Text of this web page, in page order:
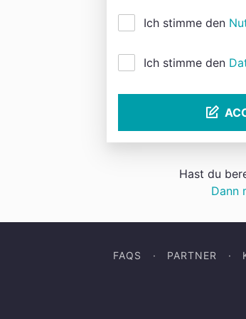
Ich stimme den
Ich stimme den
Hast du
Dann
FAQS PARTNER